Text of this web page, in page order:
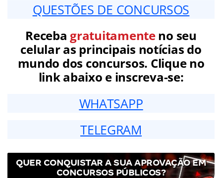
QUESTÕES DE CONCURSOS
Receba gratuitamenteno seu
celular as principais notícias do
mundo dos concursos. Clique no
link abaixo e inscreva-se:
WHATSAPP
TELEGRAM
QUER CONQUISTAR A SUA APROVAÇÃO EM
CONCURSOS PÚBLICOS?